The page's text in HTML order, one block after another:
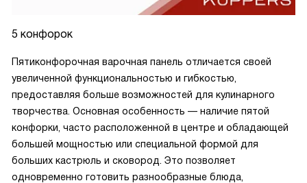
5 конфорок
Пятиконфорочная варочная панель отличается своей
увеличенной функциональностью и гибкостью,
предоставляя больше возможностей для кулинарного
творчества. Основная особенность — наличие пятой
конфорки, часто расположенной в центре и обладающей
большей мощностью или специальной формой для
больших кастрюль и сковород. Это позволяет
одновременно готовить разнообразные блюда,